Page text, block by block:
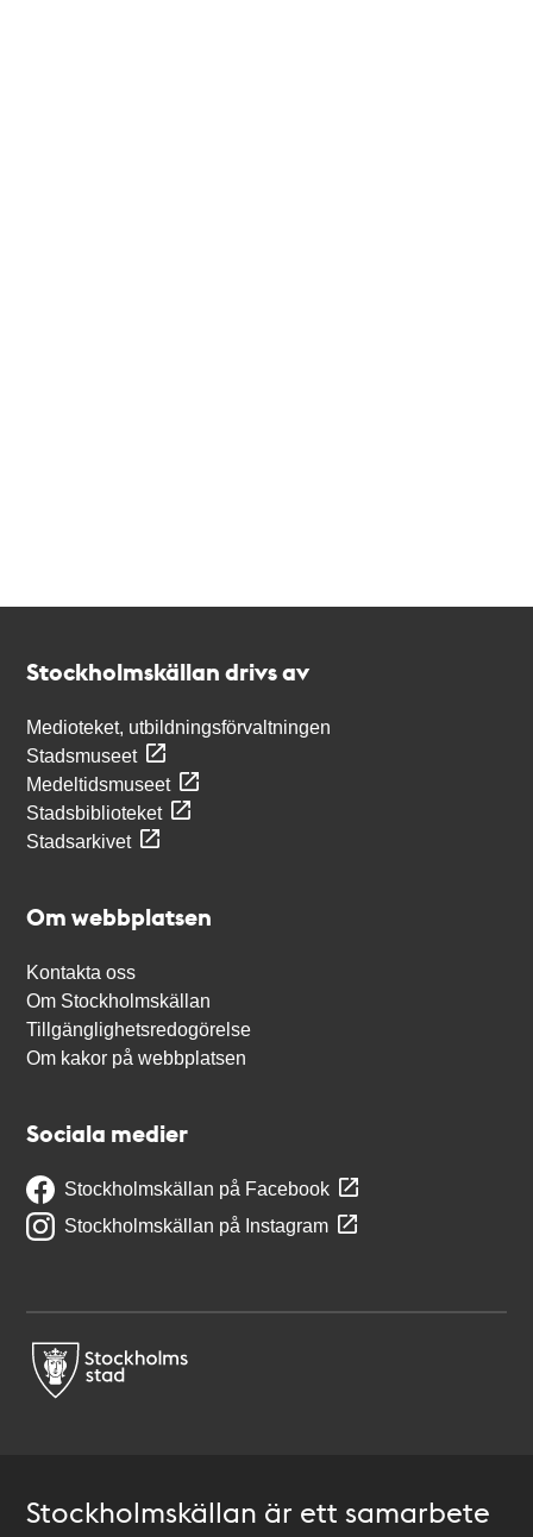
Stockholmskällan drivs av
Medioteket, utbildningsförvaltningen
Stadsmuseet
Medeltidsmuseet
Stadsbiblioteket
Stadsarkivet
Om webbplatsen
Kontakta oss
Om Stockholmskällan
Tillgänglighetsredogörelse
Om kakor på webbplatsen
Sociala medier
Stockholmskällan på Facebook
Stockholmskällan på Instagram
Stockholmskällan är ett samarbete